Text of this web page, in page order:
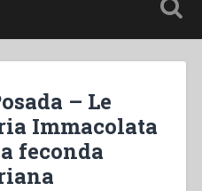
– Le
Immacolata
feconda